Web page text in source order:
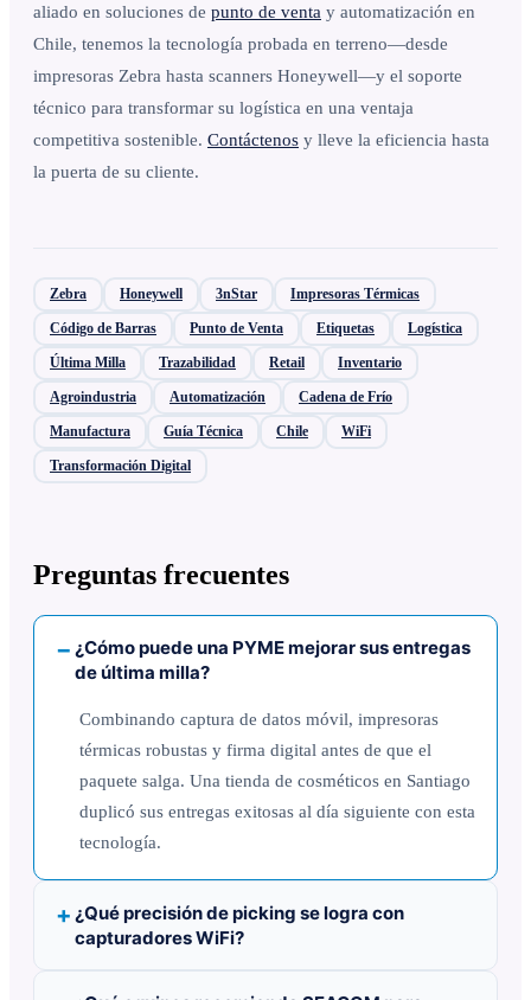
aliado en soluciones de punto de venta y automatización en
Chile, tenemos la tecnología probada en terreno—desde
impresoras Zebra hasta scanners Honeywell—y el soporte
técnico para transformar su logística en una ventaja
competitiva sostenible. Contáctenos y lleve la eficiencia hasta
la puerta de su cliente.
Zebra Honeywell 3nStar Impresoras Térmicas
Código de Barras Punto de Venta Etiquetas Logística
Última Milla Trazabilidad Retail Inventario
Agroindustria Automatización Cadena de Frío
Manufactura Guía Técnica Chile WiFi
Transformación Digital
Preguntas frecuentes
¿Cómo puede una PYME mejorar sus entregas
de última milla?
Combinando captura de datos móvil, impresoras
térmicas robustas y firma digital antes de que el
paquete salga. Una tienda de cosméticos en Santiago
duplicó sus entregas exitosas al día siguiente con esta
tecnología.
¿Qué precisión de picking se logra con
capturadores WiFi?